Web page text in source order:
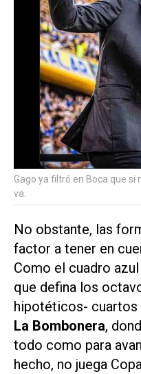
Gago ya filtró en Boca que
va.
No obstante, las
factor a tener en
Como el cuadro
que defina los
hipotéticos- cuartos
La Bombonera,
todo como para
hecho, no juega